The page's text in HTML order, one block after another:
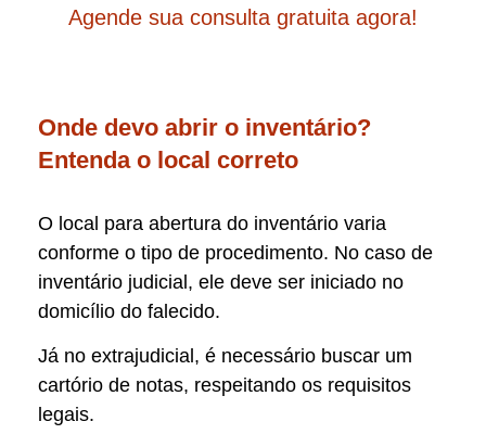
Agende sua consulta gratuita agora!
Onde devo abrir o inventário?
Entenda o local correto
O local para abertura do inventário varia
conforme o tipo de procedimento. No caso de
inventário judicial, ele deve ser iniciado no
domicílio do falecido.
Já no extrajudicial, é necessário buscar um
cartório de notas, respeitando os requisitos
legais.